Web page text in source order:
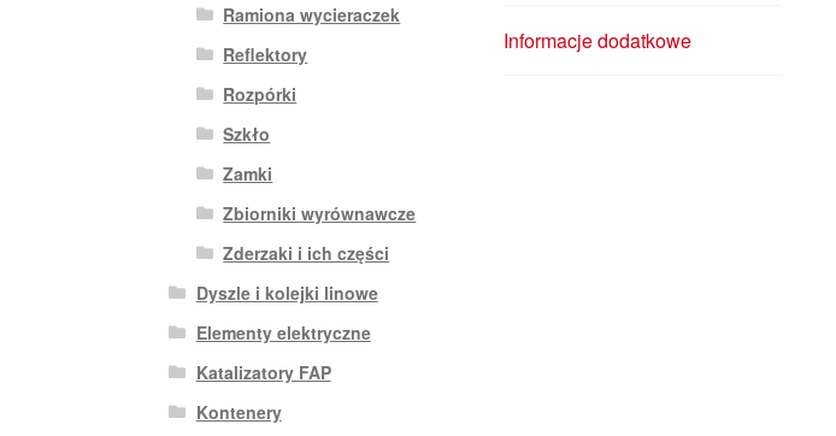
Informacje dodatkowe
Ramiona wycieraczek
Reflektory
Rozpórki
Szkło
Zamki
Zbiorniki wyrównawcze
Zderzaki i ich części
Dyszle i kolejki linowe
Elementy elektryczne
Katalizatory FAP
Kontenery